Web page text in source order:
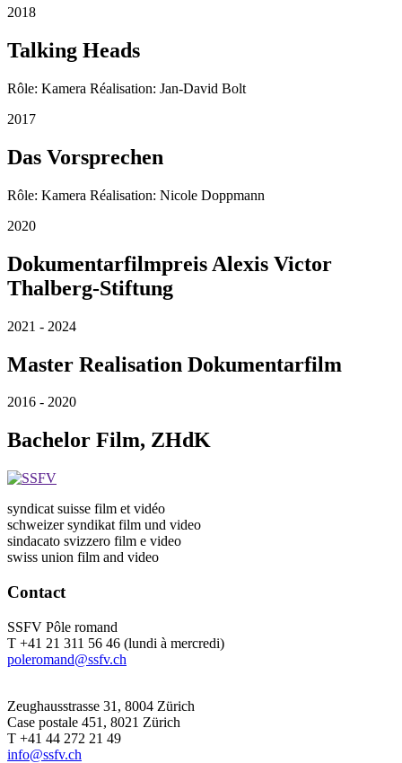
2018
Talking Heads
Rôle: Kamera Réalisation: Jan-David Bolt
2017
Das Vorsprechen
Rôle: Kamera Réalisation: Nicole Doppmann
2020
Dokumentarfilmpreis Alexis Victor
Thalberg-Stiftung
2021 - 2024
Master Realisation Dokumentarfilm
2016 - 2020
Bachelor Film, ZHdK
syndicat suisse film et vidéo
schweizer syndikat film und video
sindacato svizzero film e video
swiss union film and video
Contact
SSFV Pôle romand
T +41 21 311 56 46 (lundi à mercredi)
poleromand@ssfv.ch
Zeughausstrasse 31, 8004 Zürich
Case postale 451, 8021 Zürich
T +41 44 272 21 49
info@ssfv.ch